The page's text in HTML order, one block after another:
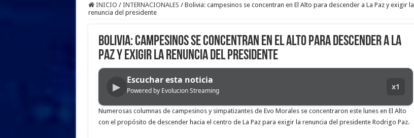
INICIO / INTERNACIONALES / Bolivia: campesinos se concentran en El Alto para descender a La Paz y exigir la
renuncia del presidente
Bolivia: campesinos se concentran en El Alto para descender a La
Paz y exigir la renuncia del presidente
▶
Escuchar esta noticia
Powered by Evolucion Streaming x1
Numerosas columnas de campesinos y simpatizantes de Evo Morales se concentraron este lunes en El Alto
con el propósito de descender hacia el centro de La Paz para exigir la renuncia del presidente Rodrigo Paz.